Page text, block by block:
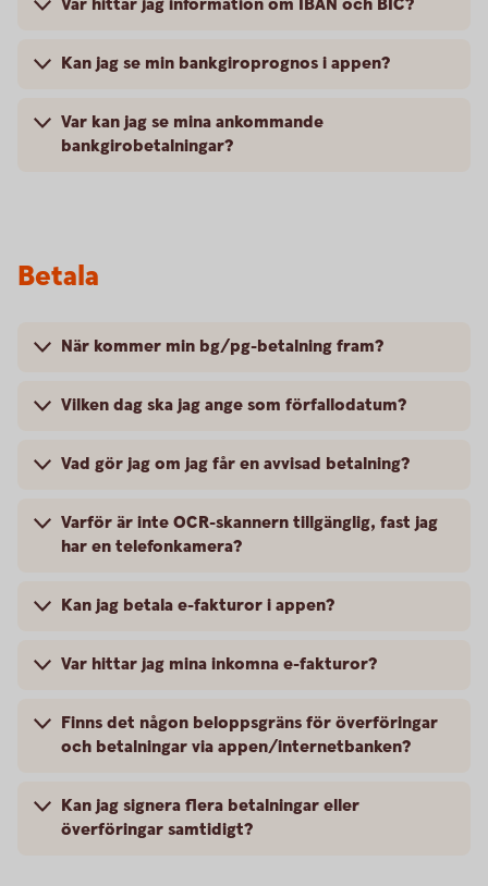
Var hittar jag information om IBAN och BIC?
Kan jag se min bankgiroprognos i appen?
Var kan jag se mina ankommande
bankgirobetalningar?
Betala
När kommer min bg/pg-betalning fram?
Vilken dag ska jag ange som förfallodatum?
Vad gör jag om jag får en avvisad betalning?
Varför är inte OCR-skannern tillgänglig, fast jag
har en telefonkamera?
Kan jag betala e-fakturor i appen?
Var hittar jag mina inkomna e-fakturor?
Finns det någon beloppsgräns för överföringar
och betalningar via appen/internetbanken?
Kan jag signera flera betalningar eller
överföringar samtidigt?